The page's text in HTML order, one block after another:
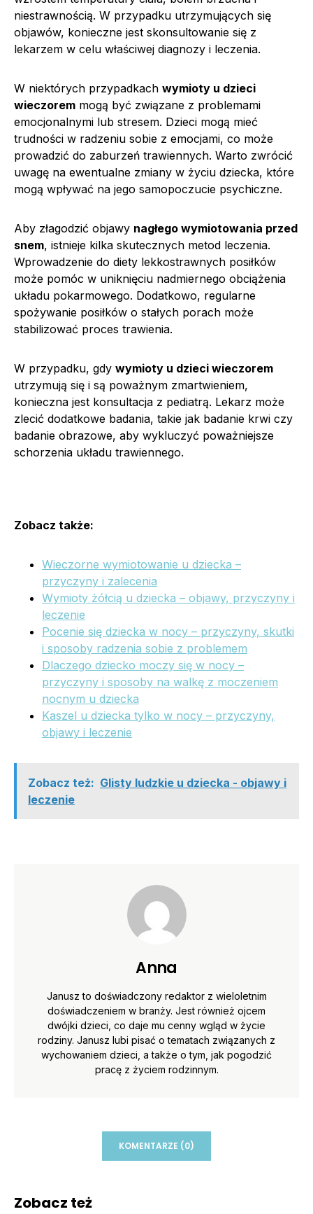
niestrawnością. W przypadku utrzymujących się
objawów, konieczne jest skonsultowanie się z
lekarzem w celu właściwej diagnozy i leczenia.
W niektórych przypadkach wymioty u dzieci
wieczorem mogą być związane z problemami
emocjonalnymi lub stresem. Dzieci mogą mieć
trudności w radzeniu sobie z emocjami, co może
prowadzić do zaburzeń trawiennych. Warto zwrócić
uwagę na ewentualne zmiany w życiu dziecka, które
mogą wpływać na jego samopoczucie psychiczne.
Aby złagodzić objawy nagłego wymiotowania przed
snem, istnieje kilka skutecznych metod leczenia.
Wprowadzenie do diety lekkostrawnych posiłków
może pomóc w uniknięciu nadmiernego obciążenia
układu pokarmowego. Dodatkowo, regularne
spożywanie posiłków o stałych porach może
stabilizować proces trawienia.
W przypadku, gdy wymioty u dzieci wieczorem
utrzymują się i są poważnym zmartwieniem,
konieczna jest konsultacja z pediatrą. Lekarz może
zlecić dodatkowe badania, takie jak badanie krwi czy
badanie obrazowe, aby wykluczyć poważniejsze
schorzenia układu trawiennego.
Zobacz także:
Wieczorne wymiotowanie u dziecka –
przyczyny i zalecenia
Wymioty żółcią u dziecka – objawy, przyczyny i
leczenie
Pocenie się dziecka w nocy – przyczyny, skutki
i sposoby radzenia sobie z problemem
Dlaczego dziecko moczy się w nocy –
przyczyny i sposoby na walkę z moczeniem
nocnym u dziecka
Kaszel u dziecka tylko w nocy – przyczyny,
objawy i leczenie
Zobacz też: Glisty ludzkie u dziecka - objawy i
leczenie
Anna
Janusz to doświadczony redaktor z wieloletnim
doświadczeniem w branży. Jest również ojcem
dwójki dzieci, co daje mu cenny wgląd w życie
rodziny. Janusz lubi pisać o tematach związanych z
wychowaniem dzieci, a także o tym, jak pogodzić
pracę z życiem rodzinnym.
KOMENTARZE (0)
Zobacz też